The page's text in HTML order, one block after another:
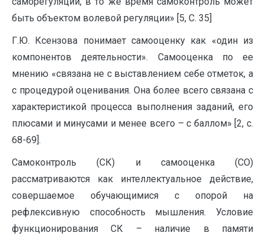
быть объектом волевой регуляции» [5, C. 35]
Г.Ю. Ксензова понимает самооценку как «один из
компонентов дея­тельности». Самооценка по ее
мнению «связана не с выставлением себе отме­ток, а
с процедурой оценивания. Она более всего связана с
характеристикой процесса выполнения заданий, его
плюсами и минусами и менее всего – с баллом» [2, с.
68-69].
Самоконтроль (СК) и самооценка (СО)
рассматриваются как интеллектуальное действие,
совершаемое обучающимися с опорой на
рефлексивную способность мышления. Условие
функционирования СК – наличие в памяти